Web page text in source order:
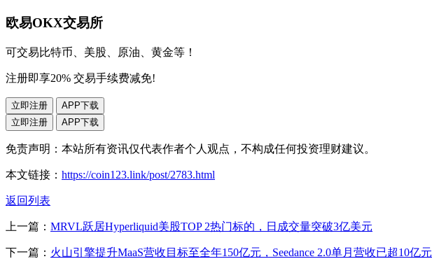
欧易OKX交易所
可交易比特币、美股、原油、黄金等！
注册即享20% 交易手续费减免!
立即注册
APP下载
立即注册
APP下载
免责声明：本站所有资讯仅代表作者个人观点，不构成任何投资理财建议。
本文链接： https://coin123.link/post/2783.html
返回列表
上一篇： MRVL跃居Hyperliquid美股TOP 2热门标的，日成交量突破3亿美元
下一篇： 火山引擎提升MaaS营收目标至全年150亿元，Seedance 2.0单月营收已超10亿元